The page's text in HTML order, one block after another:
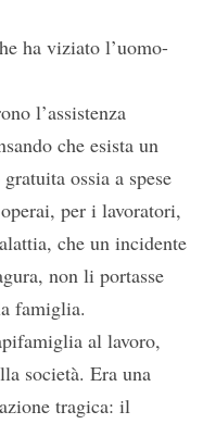
ha viziato l’uomo-
l’assistenza
che esista un
ossia a spese
per i lavoratori,
che un incidente
non li portasse
famiglia.
al lavoro,
società. Era una
tragica: il